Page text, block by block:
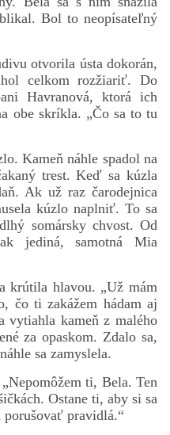
Bol to neopísateľný
otvorila ústa dokorán,
celkom rozžiariť. Do
Havranová, ktorá ich
obe skríkla. „Čo sa to tu
náhle spadol na
trest. Keď sa kúzla
Ak už raz čarodejnica
kúzlo naplniť. To sa
somársky chvost. Od
jediná, samotná Mia
hlavou. „Už mám
čo ti zakážem hádam aj
vytiahla kameň z malého
za opaskom. Zdalo sa,
sa zamyslela.
ti, Bela. Ten
Ostane ti, aby si sa
porušovať pravidlá.“